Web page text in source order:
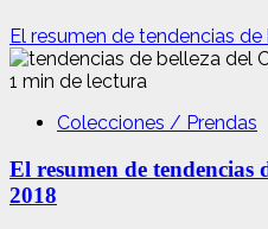
El resumen de tendencias
1 min de lectura
Colecciones / Prendas
El resumen de tendencias
2018